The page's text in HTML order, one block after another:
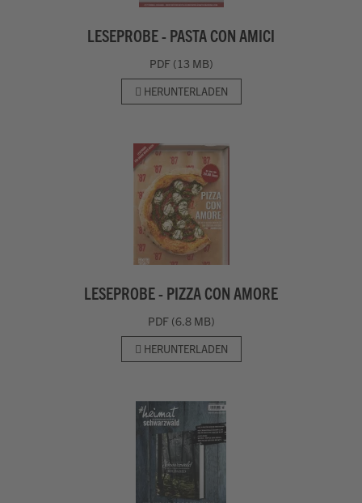
LESEPROBE - PASTA CON AMICI
PDF (13 MB)
HERUNTERLADEN
LESEPROBE - PIZZA CON AMORE
PDF (6.8 MB)
HERUNTERLADEN